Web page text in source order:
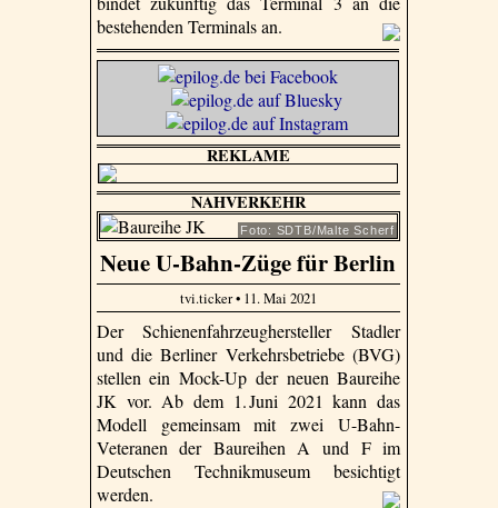
bestehenden Terminals an.
REKLAME
NAHVERKEHR
Foto: SDTB/Malte Scherf
Neue U-Bahn-Züge für Berlin
tvi.ticker • 11. Mai 2021
Der Schienenfahrzeughersteller Stadler
und die Berliner Verkehrsbetriebe (BVG)
stellen ein Mock-Up der neuen Baureihe
JK vor. Ab dem 1. Juni 2021 kann das
Modell gemeinsam mit zwei U-Bahn-
Veteranen der Baureihen A und F im
Deutschen Technikmuseum besichtigt
werden.